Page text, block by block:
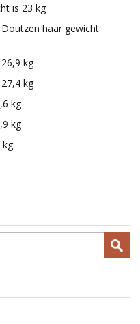
is 23 kg
haar gewicht
kg
kg
kg
kg
kg